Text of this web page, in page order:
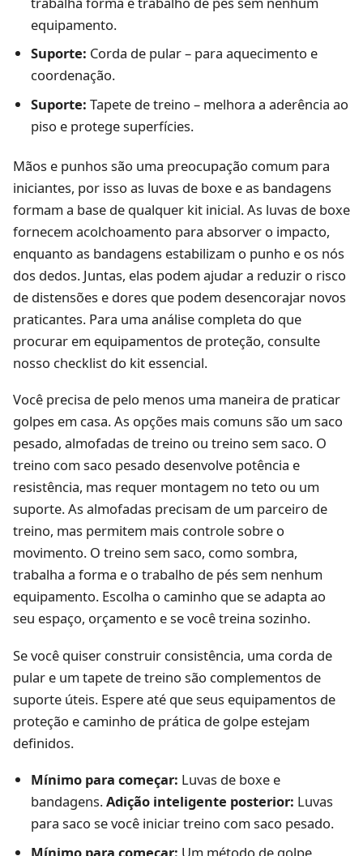
equipamento.
Suporte: Corda de pular – para aquecimento e
coordenação.
Suporte: Tapete de treino – melhora a aderência ao
piso e protege superfícies.
Mãos e punhos são uma preocupação comum para
iniciantes, por isso as luvas de boxe e as bandagens
formam a base de qualquer kit inicial. As luvas de boxe
fornecem acolchoamento para absorver o impacto,
enquanto as bandagens estabilizam o punho e os nós
dos dedos. Juntas, elas podem ajudar a reduzir o risco
de distensões e dores que podem desencorajar novos
praticantes. Para uma análise completa do que
procurar em equipamentos de proteção, consulte
nosso checklist do kit essencial.
Você precisa de pelo menos uma maneira de praticar
golpes em casa. As opções mais comuns são um saco
pesado, almofadas de treino ou treino sem saco. O
treino com saco pesado desenvolve potência e
resistência, mas requer montagem no teto ou um
suporte. As almofadas precisam de um parceiro de
treino, mas permitem mais controle sobre o
movimento. O treino sem saco, como sombra,
trabalha a forma e o trabalho de pés sem nenhum
equipamento. Escolha o caminho que se adapta ao
seu espaço, orçamento e se você treina sozinho.
Se você quiser construir consistência, uma corda de
pular e um tapete de treino são complementos de
suporte úteis. Espere até que seus equipamentos de
proteção e caminho de prática de golpe estejam
definidos.
Mínimo para começar: Luvas de boxe e
bandagens.Adição inteligente posterior: Luvas
para saco se você iniciar treino com saco pesado.
Mínimo para começar: Um método de golpe